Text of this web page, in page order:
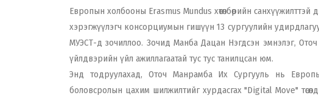
Европын холбооны Erasmus Mundus хөтөлбөрийн
хэрэгжүүлэгч консорциумын гишүүн 13 сургуулийн
МУЭСТ-д зочиллоо. Зочид Манба Дацан Нэгдсэн эмнэлэг,
үйлдвэрийн үйл ажиллагаатай тус тус танилцсан юм.
Энд тодруулахад, Оточ Манрамба Их Сургууль нь
боловсролын цахим шилжилтийг хурдасгах "Digital Move"